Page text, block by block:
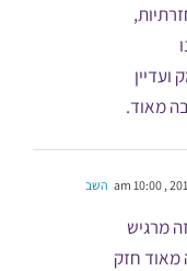
מאוד.
השב
מרגיש
מאוד חזק